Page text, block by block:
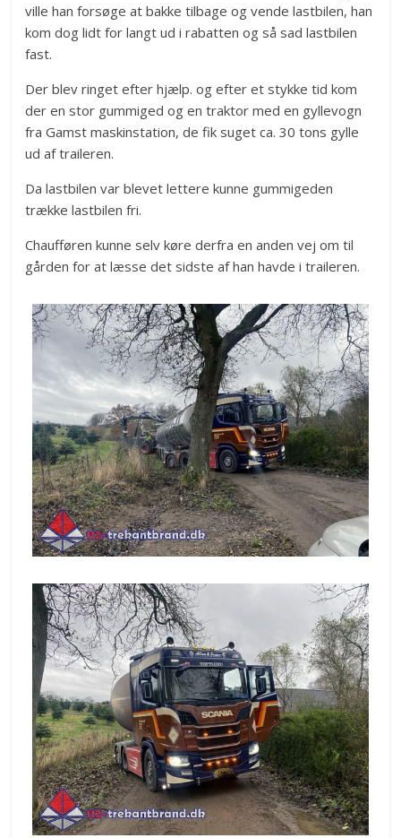
ville han forsøge at bakke tilbage og vende lastbilen, han
kom dog lidt for langt ud i rabatten og så sad lastbilen
fast.
Der blev ringet efter hjælp. og efter et stykke tid kom
der en stor gummiged og en traktor med en gyllevogn
fra Gamst maskinstation, de fik suget ca. 30 tons gylle
ud af traileren.
Da lastbilen var blevet lettere kunne gummigeden
trække lastbilen fri.
Chaufføren kunne selv køre derfra en anden vej om til
gården for at læsse det sidste af han havde i traileren.